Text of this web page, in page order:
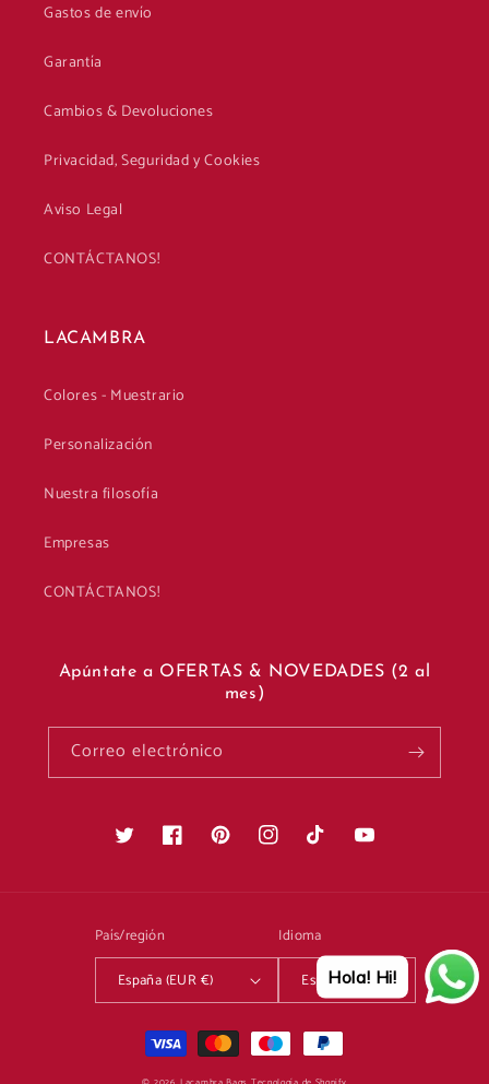
Gastos de envío
Garantía
Cambios & Devoluciones
Privacidad, Seguridad y Cookies
Aviso Legal
CONTÁCTANOS!
LACAMBRA
Colores - Muestrario
Personalización
Nuestra filosofía
Empresas
CONTÁCTANOS!
Apúntate a OFERTAS & NOVEDADES (2 al
mes)
Correo electrónico
Twitter FacebookPinterestInstagramTikTok YouTube
País/región
España (EUR €)
Idioma
Español
Formas
de
Hola! Hi!